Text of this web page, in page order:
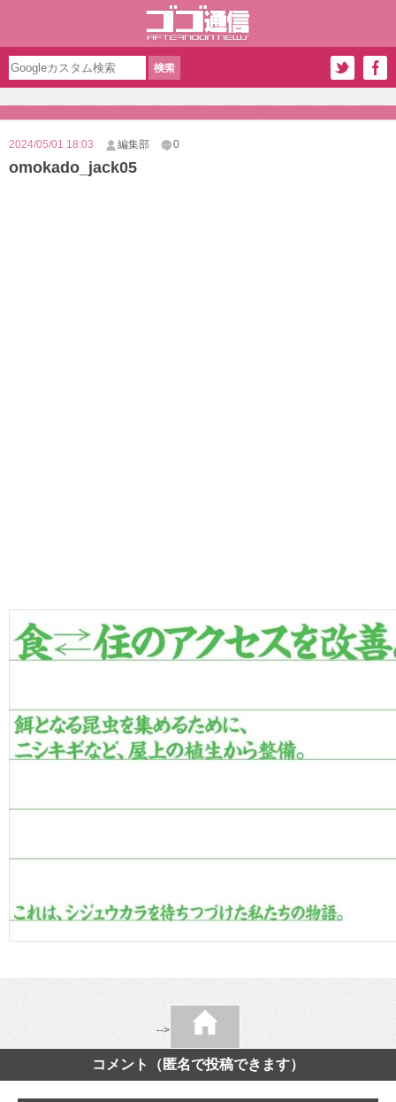
2024/05/01 18:03 編集部 0
omokado_jack05
-->
コメント（匿名で投稿できます）